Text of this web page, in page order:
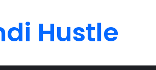
Hustle